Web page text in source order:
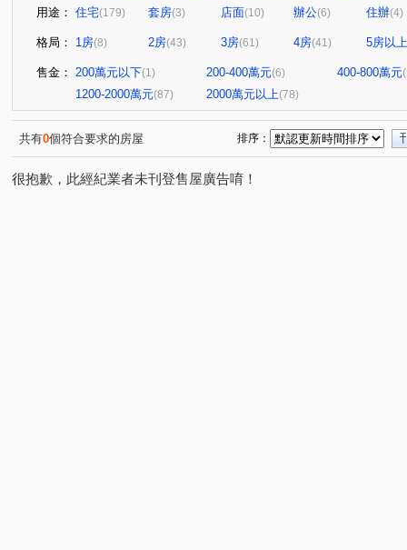
用途： 住宅(179) 套房(3) 店面(10) 辦公(6) 住辦(4)
格局： 1房(8) 2房(43) 3房(61) 4房(41) 5房以上
售金： 200萬元以下(1) 200-400萬元(6) 400-800萬元
1200-2000萬元(87) 2000萬元以上(78)
共有0個符合要求的房屋 排序：
很抱歉，此經紀業者未刊登售屋廣告唷！